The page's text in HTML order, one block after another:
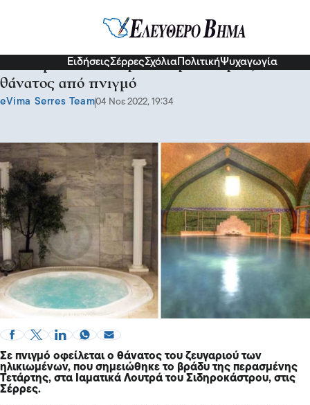
ΕιδήσειςΣέρρεςΣχόλια ΠολιτικήΨυχαγωγία
Στα Ιαματικά Λουτρά Σιδηροκάστρου,
θάνατος από πνιγμό
eVima Serres Team04 Νοε 2022, 19:34
Σε πνιγμό οφείλεται ο θάνατος του ζευγαριού των
ηλικιωμένων, που σημειώθηκε το βράδυ της περασμένης
Τετάρτης, στα Ιαματικά Λουτρά του Σιδηροκάστρου, στις
Σέρρες.